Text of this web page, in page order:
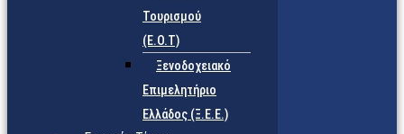
Τουρισμού
(Ε.Ο.Τ)
Ξενοδοχειακό
Επιμελητήριο
Ελλάδος (Ξ.Ε.Ε.)